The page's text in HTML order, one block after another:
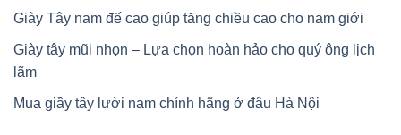
Giày Tây nam đế cao giúp tăng chiều cao cho nam giới
Giày tây mũi nhọn – Lựa chọn hoàn hảo cho quý ông lịch
lãm
Mua giầy tây lười nam chính hãng ở đâu Hà Nội